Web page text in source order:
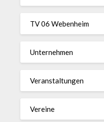
TV 06 Webenheim
Unternehmen
Veranstaltungen
Vereine